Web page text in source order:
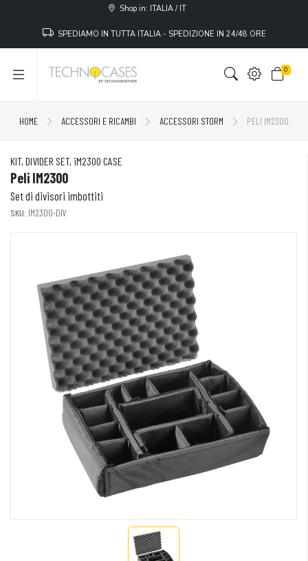
Shop in: ITALIA / IT
SPEDIAMO IN TUTTA ITALIA - SPEDIZIONE IN 24/48 ORE
0
HOME ACCESSORI E RICAMBI ACCESSORI STORM PELI IM2300
KIT, DIVIDER SET, iM2300 CASE
Peli IM2300
Set di divisori imbottiti
SKU: IM2300-DIV